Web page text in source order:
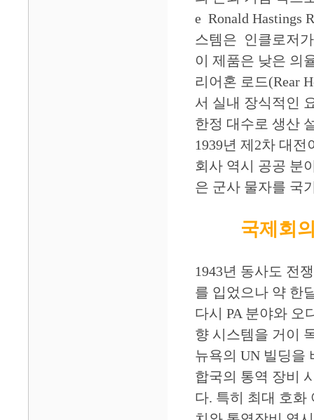
e Ronald Hastings
스템은 인클로저
이 제품은 낮은 의
리어혼 로드(Rear
서 실내 장식적인
한정 대수로 생산
1939년 제2차 대
회사 역시 공공 분
은 군사 물자를 국
국제회
1943년 동사도 전
를 입었으나 약 한
다시 PA 분야와 오
향 시스템을 거이
뉴욕의 UN 빌딩을
합국의 통역 장비
다. 특히 최대 호화